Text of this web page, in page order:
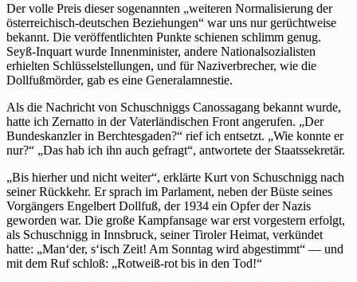
Der volle Preis dieser sogenannten „weiteren Normalisierung der
österreichisch-deutschen Beziehungen“ war uns nur gerüchtweise
bekannt. Die veröffentlichten Punkte schienen schlimm genug.
Seyß-Inquart wurde Innenminister, andere Nationalsozialisten
erhielten Schlüsselstellungen, und für Naziverbrecher, wie die
Dollfußmörder, gab es eine Generalamnestie.
Als die Nachricht von Schuschniggs Canossagang bekannt wurde,
hatte ich Zernatto in der Vaterländischen Front angerufen. „Der
Bundeskanzler in Berchtesgaden?“ rief ich entsetzt. „Wie konnte er
nur?“ „Das hab ich ihn auch gefragt“, antwortete der Staatssekretär.
„Bis hierher und nicht weiter“, erklärte Kurt von Schuschnigg nach
seiner Rückkehr. Er sprach im Parlament, neben der Büste seines
Vorgängers Engelbert Dollfuß, der 1934 ein Opfer der Nazis
geworden war. Die große Kampfansage war erst vorgestern erfolgt,
als Schuschnigg in Innsbruck, seiner Tiroler Heimat, verkündet
hatte: „Man‘der, s‘isch Zeit! Am Sonntag wird abgestimmt“ — und
mit dem Ruf schloß: „Rotweiß-rot bis in den Tod!“